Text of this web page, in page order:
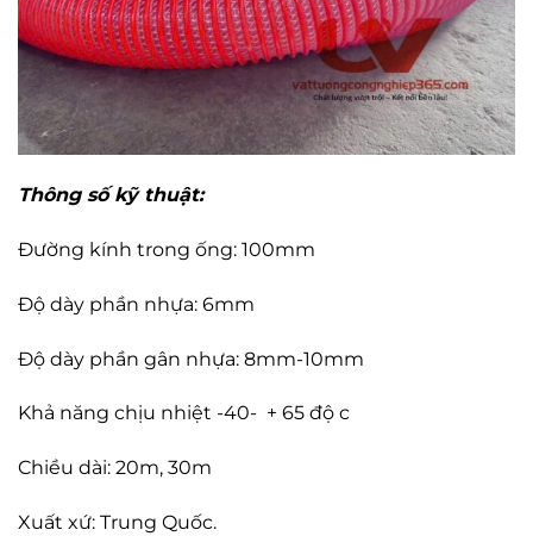
Thông số kỹ thuật:
Đường kính trong ống: 100mm
Độ dày phần nhựa: 6mm
Độ dày phần gân nhựa: 8mm-10mm
Khả năng chịu nhiệt -40- + 65 độ c
Chiều dài: 20m, 30m
Xuất xứ: Trung Quốc.